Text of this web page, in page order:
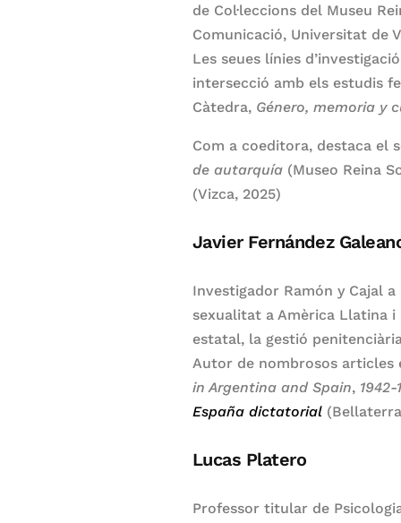
de Col·leccions del Museu
Comunicació, Universitat de
Les seues línies
intersecció amb els estudis
Càtedra, Género, memoria y
Com a coeditora, destaca el
de autarquía (Museo Reina
(Vizca, 2025)
Javier Fernández
Investigador Ramón y Cajal
sexualitat a Amèrica Llatina
estatal, la gestió
Autor de nombrosos articles
in Argentina and Spain, 1942-
España dictatorial
Lucas Platero
Professor titular de